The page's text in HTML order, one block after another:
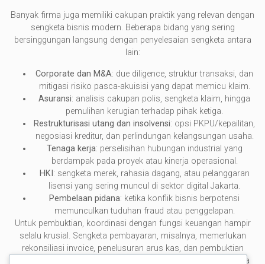
Banyak firma juga memiliki cakupan praktik yang relevan dengan
sengketa bisnis modern. Beberapa bidang yang sering
bersinggungan langsung dengan penyelesaian sengketa antara
lain:
Corporate dan M&A: due diligence, struktur transaksi, dan
mitigasi risiko pasca-akuisisi yang dapat memicu klaim.
Asuransi: analisis cakupan polis, sengketa klaim, hingga
pemulihan kerugian terhadap pihak ketiga.
Restrukturisasi utang dan insolvensi: opsi PKPU/kepailitan,
negosiasi kreditur, dan perlindungan kelangsungan usaha.
Tenaga kerja: perselisihan hubungan industrial yang
berdampak pada proyek atau kinerja operasional.
HKI : sengketa merek, rahasia dagang, atau pelanggaran
lisensi yang sering muncul di sektor digital Jakarta.
Pembelaan pidana: ketika konflik bisnis berpotensi
memunculkan tuduhan fraud atau penggelapan.
Untuk pembuktian, koordinasi dengan fungsi keuangan hampir
selalu krusial. Sengketa pembayaran, misalnya, memerlukan
rekonsiliasi invoice, penelusuran arus kas, dan pembuktian
kerugian yang dapat diterima. Di kota seperti Jakarta—di mana